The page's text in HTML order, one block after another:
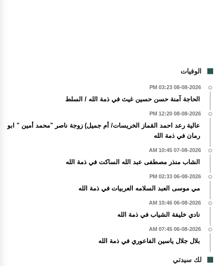
الوفيات
08-08-2026 03:23 PM
الحاجة آمنة حسن حسين غيث في ذمة الله / السلط
08-08-2026 12:20 PM
عالية رعد احمد القماز الخريسات/ أم جميل) زوجة ناصر "محمد أمين " ابو
رمان في ذمة الله
07-08-2026 10:45 AM
الشاب منذر مصطفى عبد الله الساكت في ذمة الله
06-08-2026 02:33 PM
مي موسى العبد السلامه العربيات في ذمة الله
06-08-2026 10:46 AM
نادي خليفة الشياب في ذمة الله
06-08-2026 07:45 AM
بلال جلال ياسين الفاعوري في ذمة الله
لك سيدتي